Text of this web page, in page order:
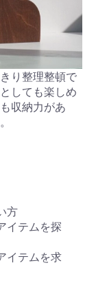
り整理整頓で
しても楽しめ
収納力があ
方
イテムを探
イテムを求